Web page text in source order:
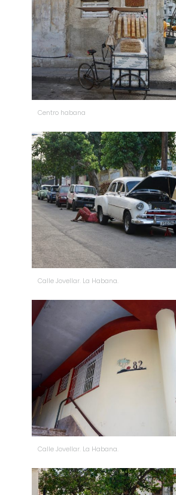
Centro habana
Calle Jovellar. La Habana.
Calle Jovellar. La Habana.